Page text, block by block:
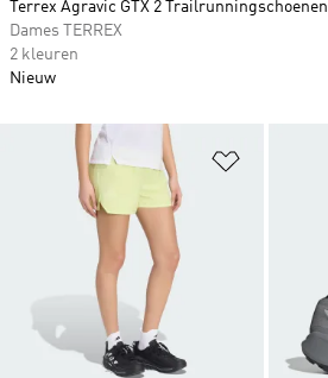
Terrex Agravic GTX 2 Trailrunningschoenen
Dames TERREX
2 kleuren
Nieuw